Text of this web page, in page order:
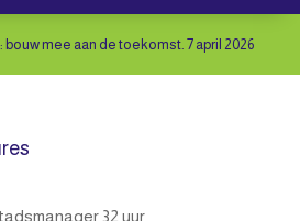
mee aan de toekomst. 7 april 2026
32 uur